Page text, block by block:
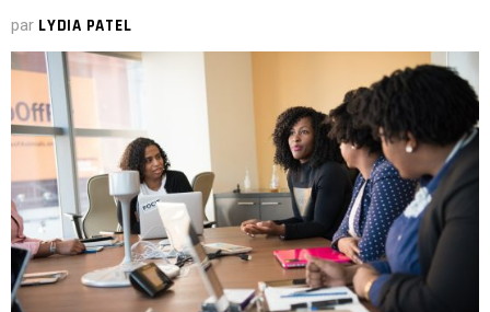
par LYDIA PATEL